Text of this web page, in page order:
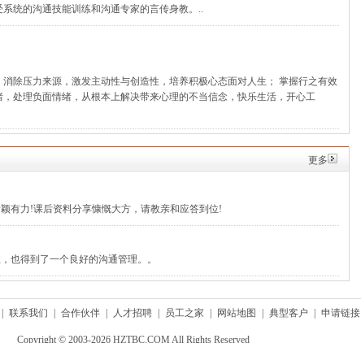
统的沟通技能训练和沟通专家的言传身教。..
除压力来源，激发主动性与创造性，培养积极心态面对人生； 掌握行之有效
处理负面情绪，从根本上解决带来心理的不当信念，快乐生活，开心工
更多
有力!课后资料分享慷慨大方，请教亲和应答到位!
也得到了一个良好的沟通管理。。
联系我们 合作伙伴 人才招聘 员工之家 网站地图 典型客户 申请链接
Copyright © 2003-2026 HZTBC.COM All Rights Reserved